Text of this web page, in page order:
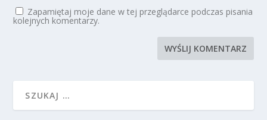
Zapamiętaj moje dane w tej przeglądarce podczas pisania
kolejnych komentarzy.